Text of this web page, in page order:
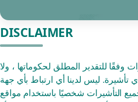
DISCLAIMER
وفقًا للتقدير المطلق لحكوماتها ، ولا
تأشيرة. ليس لدينا أي ارتباط بأي جهة
التأشيرات شخصيًا باستخدام مواقع